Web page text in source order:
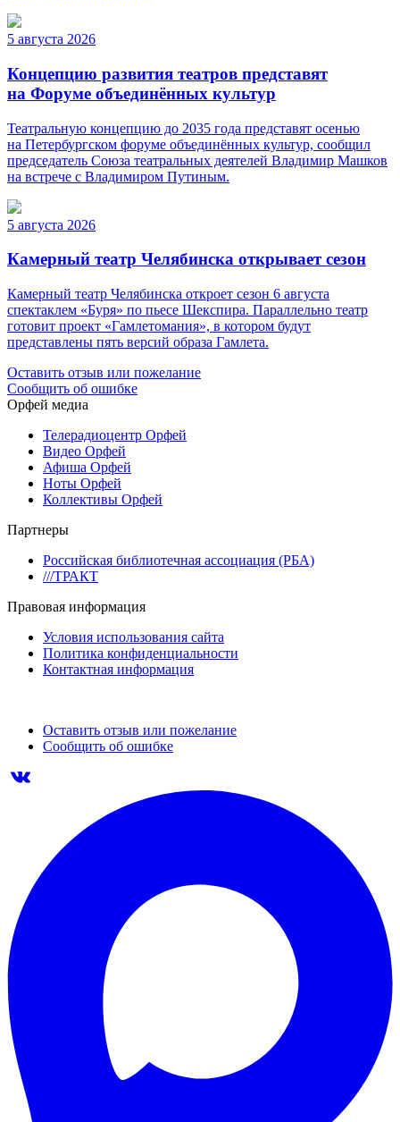
5 августа 2026
Концепцию развития театров представят
на Форуме объединённых культур
Театральную концепцию до 2035 года представят осенью
на Петербургском форуме объединённых культур, сообщил
председатель Союза театральных деятелей Владимир Машков
на встрече с Владимиром Путиным.
5 августа 2026
Камерный театр Челябинска открывает сезон
Камерный театр Челябинска откроет сезон 6 августа
спектаклем «Буря» по пьесе Шекспира. Параллельно театр
готовит проект «Гамлетомания», в котором будут
представлены пять версий образа Гамлета.
Оставить отзыв или пожелание
Сообщить об ошибке
Орфей медиа
Телерадиоцентр Орфей
Видео Орфей
Афиша Орфей
Ноты Орфей
Коллективы Орфей
Партнеры
Российская библиотечная ассоциация (РБА)
///ТРАКТ
Правовая информация
Условия использования сайта
Политика конфиденциальности
Контактная информация
Оставить отзыв или пожелание
Сообщить об ошибке